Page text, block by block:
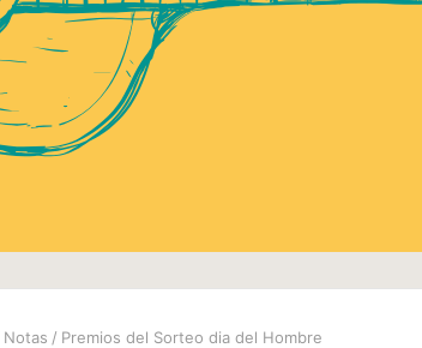
Notas / Premios del Sorteo dia del Hombre